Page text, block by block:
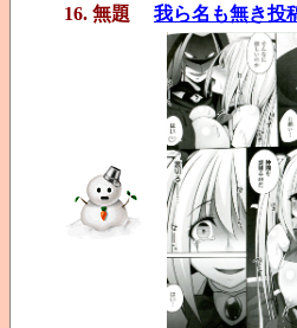
16. 無題 我ら名も無き投